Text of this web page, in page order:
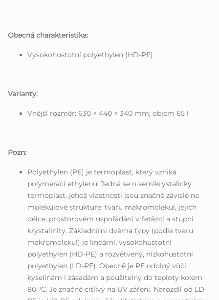
Obecná charakteristika:
Vysokohustotní polyethylen (HD-PE)
Varianty:
Vnější rozměr: 630 × 440 × 340 mm; objem 65 l
Pozn:
Polyethylen (PE) je termoplast, který vzniká
polymerací ethylenu. Jedná se o semikrystalický
termoplast, jehož vlastnosti jsou značně závislé na
molekulové struktuře: tvaru makromolekul, jejich
délce, prostorovém uspořádání v řetězci a stupni
krystalinity. Základními dvěma typy (podle tvaru
makromolekul) je lineární, vysokohustotní
polyethylen (HD-PE) a rozvětvený, nízkohustotní
polyethylen (LD-PE). Obecně je PE odolný vůči
kyselinám i zásadám a použitelný do teploty kolem
80 °C. Je značně citlivý na UV záření. Narozdíl od LD-